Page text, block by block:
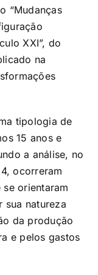
“Mudanças
XXI”, do
na
tipologia de
15 anos e
a análise, no
ocorreram
orientaram
sua natureza
da produção
e pelos gastos